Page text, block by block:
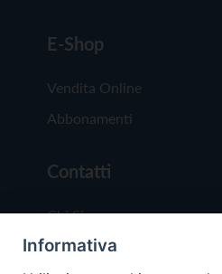
E-Shop
Vendita Online
Abbonamenti
Contatti
Chi Siamo
Redazione
Informativa